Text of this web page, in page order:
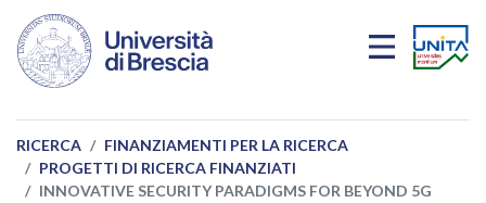
Salta al contenuto principale
RICERCA
FINANZIAMENTI PER LA RICERCA
PROGETTI DI RICERCA FINANZIATI
INNOVATIVE SECURITY PARADIGMS FOR BEYOND 5G